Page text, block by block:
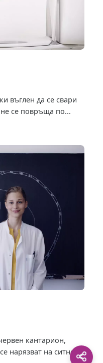
въглен да се свари
се повръща по...
кантарион,
нарязват на ситно. 3